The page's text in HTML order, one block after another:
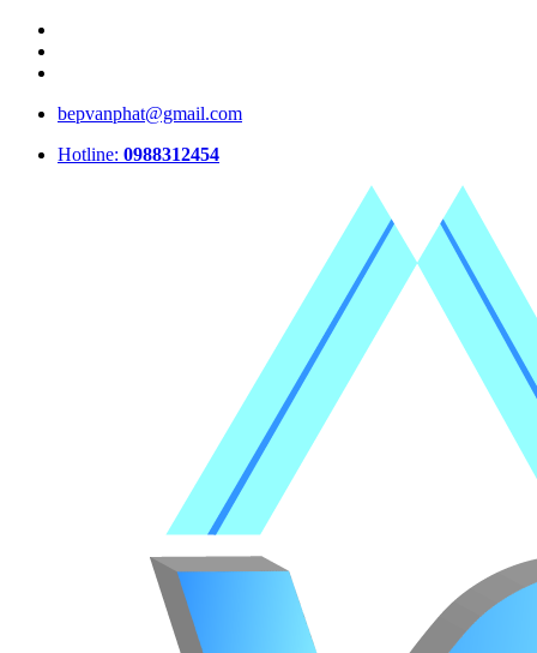
bepvanphat@gmail.com
Hotline: 0988312454